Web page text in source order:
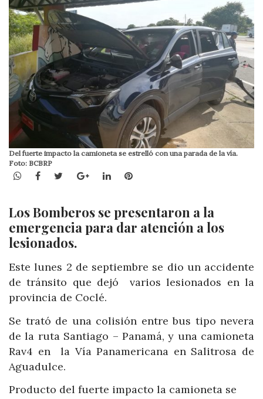
Del fuerte impacto la camioneta se estrelló con una parada de la vía.
Foto: BCBRP
WhatsApp
Facebook
TwitterGoogle+LinkedInPinterest
Los Bomberos se presentaron a la
emergencia para dar atención a los
lesionados.
Este lunes 2 de septiembre se dio un accidente
de tránsito que dejó varios lesionados en la
provincia de Coclé.
Se trató de una colisión entre bus tipo nevera
de la ruta Santiago – Panamá, y una camioneta
Rav4 en la Vía Panamericana en Salitrosa de
Aguadulce.
Producto del fuerte impacto la camioneta se